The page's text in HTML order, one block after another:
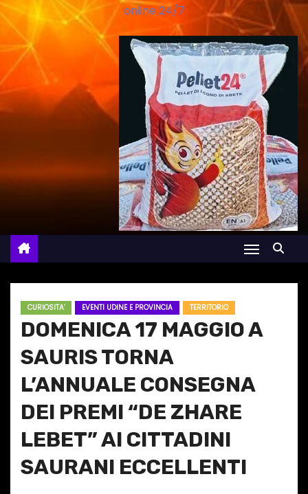
online 24/7
CURIOSITA' EVENTI UDINE E PROVINCIA TERRITORIO
DOMENICA 17 MAGGIO A
SAURIS TORNA
L’ANNUALE CONSEGNA
DEI PREMI “DE ZHARE
LEBET” AI CITTADINI
SAURANI ECCELLENTI